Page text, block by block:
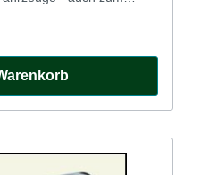
ca. 39mm.